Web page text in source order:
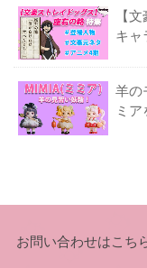
【
キャ
羊の
ミア
お問い合わせはこち